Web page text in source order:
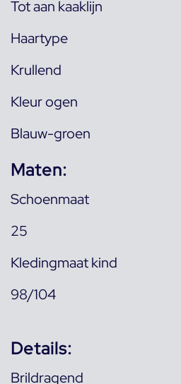
Tot aan kaaklijn
Haartype
Krullend
Kleur ogen
Blauw-groen
Maten:
Schoenmaat
25
Kledingmaat kind
98/104
Details:
Brildragend